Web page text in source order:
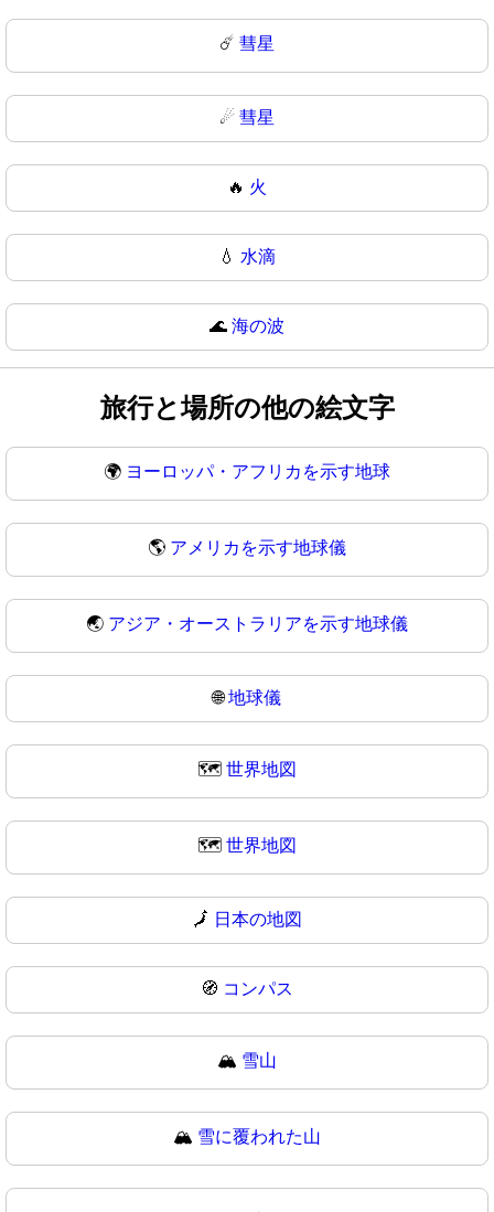
☄️ 彗星
☄ 彗星
🔥 火
💧 水滴
🌊 海の波
旅行と場所の他の絵文字
🌍 ヨーロッパ・アフリカを示す地球
🌎 アメリカを示す地球儀
🌏 アジア・オーストラリアを示す地球儀
🌐地球儀
🗺️ 世界地図
🗺 世界地図
🗾 日本の地図
🧭 コンパス
🏔️ 雪山
🏔 雪に覆われた山